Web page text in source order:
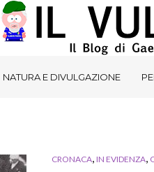
NATURA E DIVULGAZIONE
CRONACA, IN EVIDENZA,